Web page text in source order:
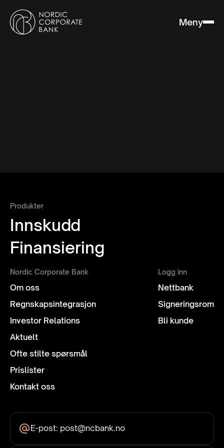
Meny
Produkter
Innskudd
Finansiering
Nordic Corporate Bank
Om oss
Regnskaps­integrasjon
Investor Relations
Aktuelt
Ofte stilte spørsmål
Prislister
Kontakt oss
Logg inn
Nettbank
Signeringsrom
Bli kunde
E-post: post@ncbank.no